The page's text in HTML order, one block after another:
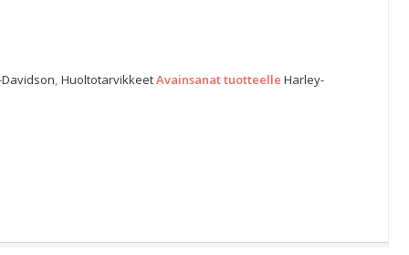
,HuoltotarvikkeetAvainsanat tuotteelleHarley-